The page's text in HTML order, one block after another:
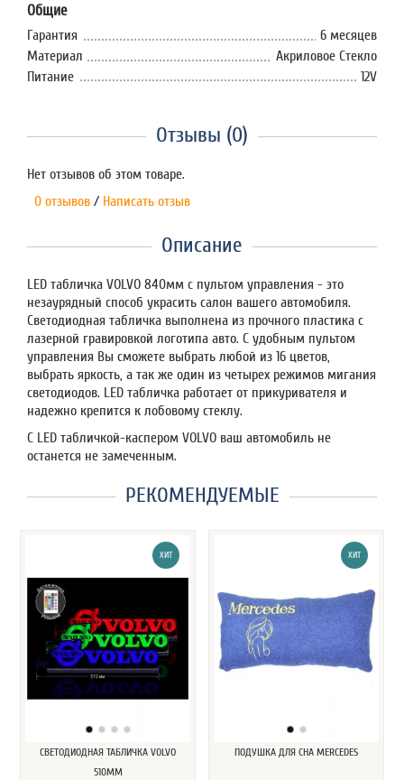
Общие
Гарантия
6 месяцев
Материал
Акриловое Стекло
Питание
12V
Отзывы (0)
Нет отзывов об этом товаре.
0 отзывов / Написать отзыв
Описание
LED табличка VOLVO 840мм с пультом управления - это
незаурядный способ украсить салон вашего автомобиля.
Светодиодная табличка выполнена из прочного пластика с
лазерной гравировкой логотипа авто. С удобным пультом
управления Вы сможете выбрать любой из 16 цветов,
выбрать яркость, а так же один из четырех режимов мигания
светодиодов. LED табличка работает от прикуривателя и
надежно крепится к лобовому стеклу.
С LED табличкой-каспером VOLVO ваш автомобиль не
останется не замеченным.
РЕКОМЕНДУЕМЫЕ
ХИТ
СВЕТОДИОДНАЯ ТАБЛИЧКА VOLVO
510ММ
ХИТ
ПОДУШКА ДЛЯ СНА MERCEDES